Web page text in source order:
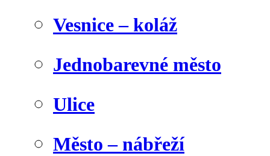
Vesnice – koláž
Jednobarevné město
Ulice
Město – nábřeží